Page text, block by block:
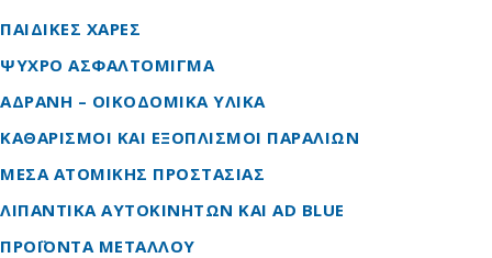
ΠΑΙΔΙΚΕΣ ΧΑΡΕΣ
ΨΥΧΡΟ ΑΣΦΑΛΤΟΜΙΓΜΑ
ΑΔΡΑΝΗ – ΟΙΚΟΔΟΜΙΚΑ ΥΛΙΚΑ
ΚΑΘΑΡΙΣΜΟΙ ΚΑΙ ΕΞΟΠΛΙΣΜΟΙ ΠΑΡΑΛΙΩΝ
ΜΕΣΑ ΑΤΟΜΙΚΗΣ ΠΡΟΣΤΑΣΙΑΣ
ΛΙΠΑΝΤΙΚΑ ΑΥΤΟΚΙΝΗΤΩΝ ΚΑΙ AD BLUE
ΠΡΟΪΟΝΤΑ ΜΕΤΑΛΛΟΥ